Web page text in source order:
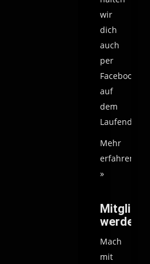
wir
dich
auch
per
Facebook
auf
dem
Laufenden.
Mehr
erfahren
»
Mitglied
werden
Mach
mit